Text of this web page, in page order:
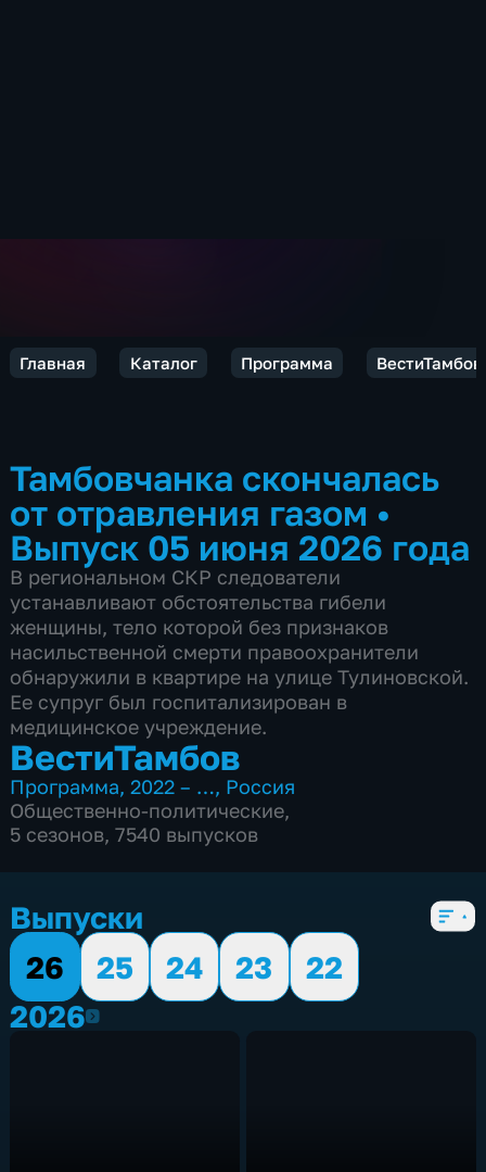
Главная Каталог Программа ВестиТамбов
Тамбовчанка скончалась
от отравления газом •
Выпуск 05 июня 2026 года
В региональном СКР следователи
устанавливают обстоятельства гибели
женщины, тело которой без признаков
насильственной смерти правоохранители
обнаружили в квартире на улице Тулиновской.
Ее супруг был госпитализирован в
медицинское учреждение.
ВестиТамбов
Программа,2022 – …, Россия
Общественно-политические,
5 сезонов, 7540 выпусков
Выпуски
26
25 24 23
22
20262026